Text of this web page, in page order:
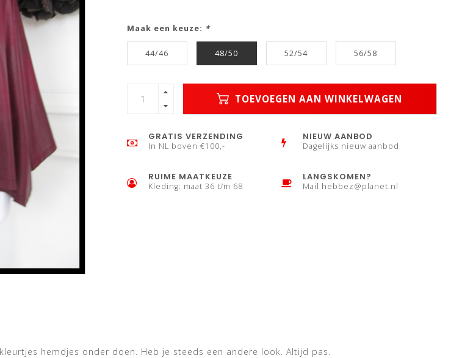
Maak een keuze: *
44/46 48/50 52/54 56/58
TOEVOEGEN AAN WINKELWAGEN
GRATIS VERZENDING
In NL boven €100,-
NIEUW AANBOD
Dagelijks nieuw aanbod
RUIME MAATKEUZE
Kleding: maat 36 t/m 68
LANGSKOMEN?
Mail hebbez@planet.nl
hemdjes onder doen. Heb je steeds een andere look. Altijd pas.